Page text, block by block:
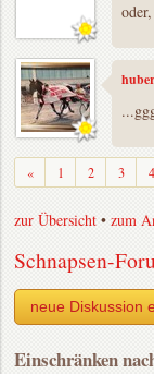
«Zurück1 2 3 4
zur Übersicht •zum
Schnapsen-
neue Diskussion
Einschränken